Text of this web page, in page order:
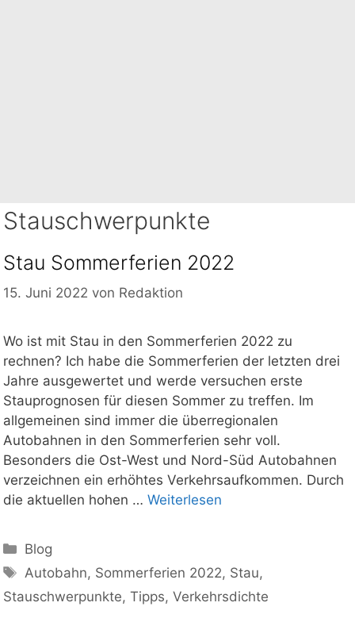
Stauschwerpunkte
Stau Sommerferien 2022
15. Juni 2022 von Redaktion
Wo ist mit Stau in den Sommerferien 2022 zu
rechnen? Ich habe die Sommerferien der letzten drei
Jahre ausgewertet und werde versuchen erste
Stauprognosen für diesen Sommer zu treffen. Im
allgemeinen sind immer die überregionalen
Autobahnen in den Sommerferien sehr voll.
Besonders die Ost-West und Nord-Süd Autobahnen
verzeichnen ein erhöhtes Verkehrsaufkommen. Durch
die aktuellen hohen … Weiterlesen
Kategorien
Blog
Schlagwörter
Autobahn, Sommerferien 2022, Stau,
Stauschwerpunkte, Tipps, Verkehrsdichte